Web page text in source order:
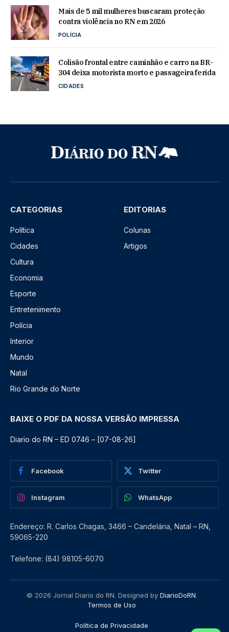
Mais de 5 mil mulheres buscaram proteção
contra violência no RN em 2026
POLÍCIA
Colisão frontal entre caminhão e carro na BR-
304 deixa motorista morto e passageira ferida
CIDADES
CATEGORIAS
Política
Cidades
Cultura
Economia
Esporte
Entretenimento
Polícia
Interior
Mundo
Natal
Rio Grande do Norte
EDITORIAS
Colunas
Artigos
BAIXE O PDF DA NOSSA VERSÃO IMPRESSA
Diario do RN – ED 0746 – [07-08-26]
Facebook Twitter
Instagram WhatsApp
Endereço: R. Carlos Chagas, 3466 – Candelária, Natal – RN,
59065-220
Telefone: (84) 98105-6070
© 2026 Jornal Diario do RN. Designed by DiarioDoRN.
Termos de Uso
Política de Privacidade